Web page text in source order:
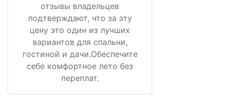
отзывы владельцев
подтверждают, что за эту
цену это один из лучших
вариантов для спальни,
гостиной и дачи.Обеспечите
себе комфортное лето без
переплат.